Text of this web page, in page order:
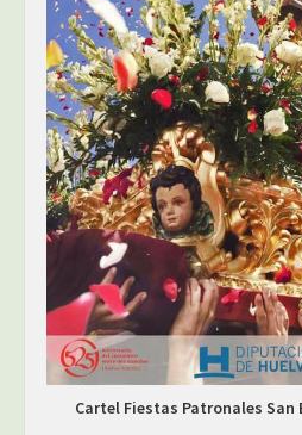
Cartel Fiestas Patronales San